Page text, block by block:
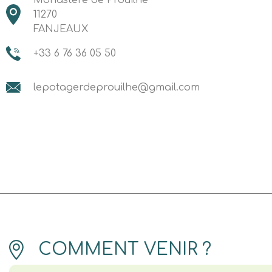
11270
FANJEAUX
+33 6 76 36 05 50
lepotagerdeprouilhe@gmail.com
COMMENT VENIR ?